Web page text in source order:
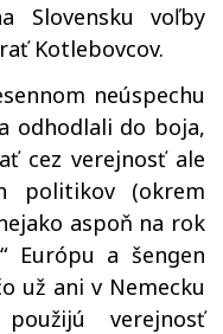
Slovensku voľby
Kotlebovcov.
neúspechu
odhodlali do boja,
cez verejnosť ale
politikov (okrem
aspoň na rok
Európu a šengen
už ani v Nemecku
verejnosť